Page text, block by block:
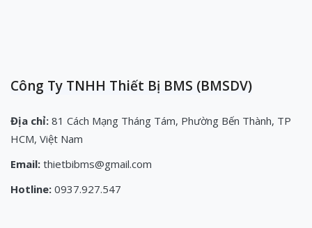
Công Ty TNHH Thiết Bị BMS (BMSDV)
Địa chỉ: 81 Cách Mạng Tháng Tám, Phường Bến Thành, TP
HCM, Việt Nam
Email: thietbibms@gmail.com
Hotline: 0937.927.547